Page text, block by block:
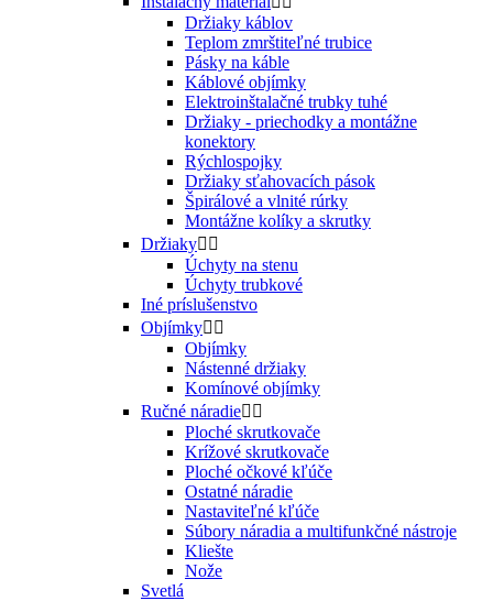
Držiaky káblov
Teplom zmrštiteľné trubice
Pásky na káble
Káblové objímky
Elektroinštalačné trubky tuhé
Držiaky - priechodky a montážne
konektory
Rýchlospojky
Držiaky sťahovacích pások
Špirálové a vlnité rúrky
Montážne kolíky a skrutky
Držiaky 
Úchyty na stenu
Úchyty trubkové
Iné príslušenstvo
Objímky 
Objímky
Nástenné držiaky
Komínové objímky
Ručné náradie 
Ploché skrutkovače
Krížové skrutkovače
Ploché očkové kľúče
Ostatné náradie
Nastaviteľné kľúče
Súbory náradia a multifunkčné nástroje
Kliešte
Nože
Svetlá